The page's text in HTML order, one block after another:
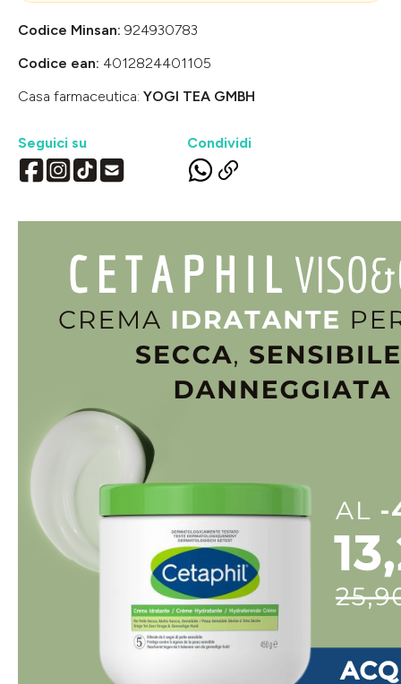
Codice Minsan: 924930783
Codice ean: 4012824401105
Casa farmaceutica: YOGI TEA GMBH
Seguici su Condividi